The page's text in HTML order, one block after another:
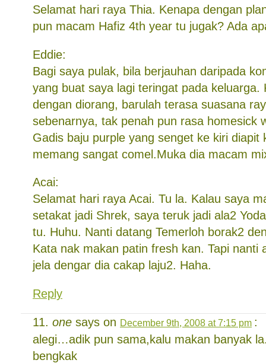
Selamat hari raya Thia. Kenapa dengan
pun macam Hafiz 4th year tu jugak? Ada
Eddie:
Bagi saya pulak, bila berjauhan daripada
yang buat saya lagi teringat pada keluarga.
dengan diorang, barulah terasa suasana
sebenarnya, tak penah pun rasa homesick
Gadis baju purple yang senget ke kiri diapit
memang sangat comel.Muka dia macam
Acai:
Selamat hari raya Acai. Tu la. Kalau saya
setakat jadi Shrek, saya teruk jadi ala2
tu. Huhu. Nanti datang Temerloh borak2
Kata nak makan patin fresh kan. Tapi nanti
jela dengar dia cakap laju2. Haha.
Reply
one says on December 9th, 2008 at 7:15 pm :
alegi…adik pun sama,kalu makan banyak
bengkak